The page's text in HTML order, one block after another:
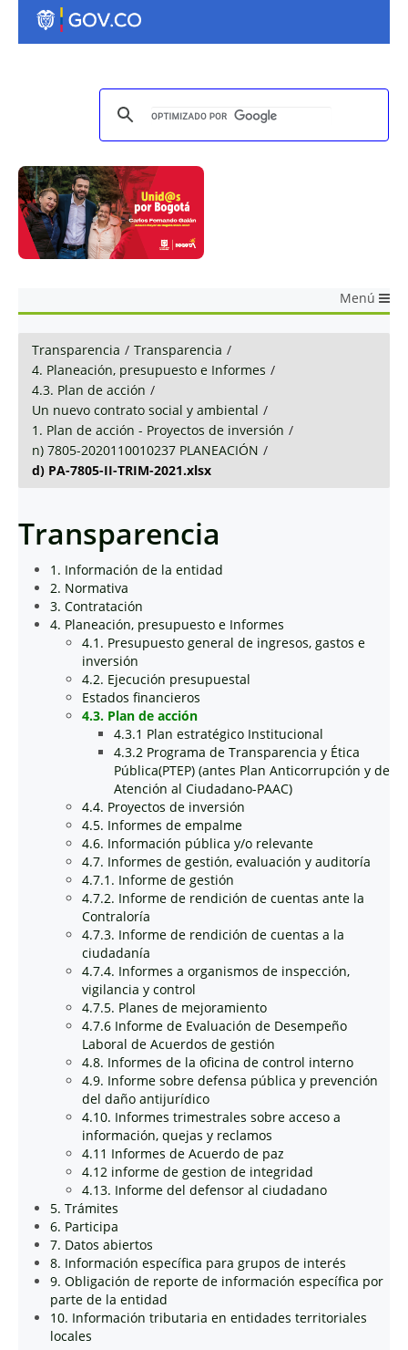
Menú
Transparencia / Transparencia /
4. Planeación, presupuesto e Informes /
4.3. Plan de acción /
Un nuevo contrato social y ambiental /
1. Plan de acción - Proyectos de inversión /
n) 7805-2020110010237 PLANEACIÓN /
d) PA-7805-II-TRIM-2021.xlsx
Transparencia
1. Información de la entidad
2. Normativa
3. Contratación
4. Planeación, presupuesto e Informes
4.1. Presupuesto general de ingresos, gastos e
inversión
4.2. Ejecución presupuestal
Estados financieros
4.3. Plan de acción
4.3.1 Plan estratégico Institucional
4.3.2 Programa de Transparencia y Ética
Pública(PTEP) (antes Plan Anticorrupción y de
Atención al Ciudadano-PAAC)
4.4. Proyectos de inversión
4.5. Informes de empalme
4.6. Información pública y/o relevante
4.7. Informes de gestión, evaluación y auditoría
4.7.1. Informe de gestión
4.7.2. Informe de rendición de cuentas ante la
Contraloría
4.7.3. Informe de rendición de cuentas a la
ciudadanía
4.7.4. Informes a organismos de inspección,
vigilancia y control
4.7.5. Planes de mejoramiento
4.7.6 Informe de Evaluación de Desempeño
Laboral de Acuerdos de gestión
4.8. Informes de la oficina de control interno
4.9. Informe sobre defensa pública y prevención
del daño antijurídico
4.10. Informes trimestrales sobre acceso a
información, quejas y reclamos
4.11 Informes de Acuerdo de paz
4.12 informe de gestion de integridad
4.13. Informe del defensor al ciudadano
5. Trámites
6. Participa
7. Datos abiertos
8. Información específica para grupos de interés
9. Obligación de reporte de información específica por
parte de la entidad
10. Información tributaria en entidades territoriales
locales